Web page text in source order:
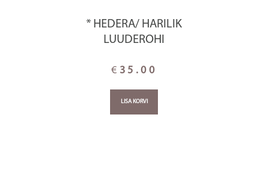
* HEDERA/ HARILIK
LUUDEROHI
€ 35.00
LISA KORVI